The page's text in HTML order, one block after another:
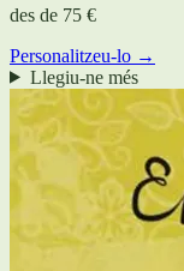
des de 75 €
Personalitzeu-lo →
Llegiu-ne més